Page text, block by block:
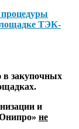
ТЭК-
в закупочных
и
не